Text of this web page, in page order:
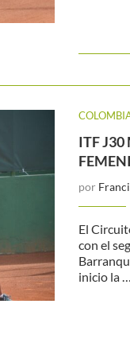
ITF J30
por
El
con el
inicio la …